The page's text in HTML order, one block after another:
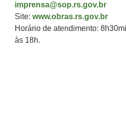
imprensa@sop.rs.gov.br
Site: www.obras.rs.gov.br
Horário de atendimento:
às 18h.